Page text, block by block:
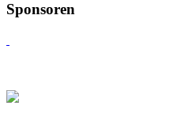
Sponsoren